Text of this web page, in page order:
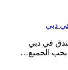
دبي
في دبي
يحب الجميع…